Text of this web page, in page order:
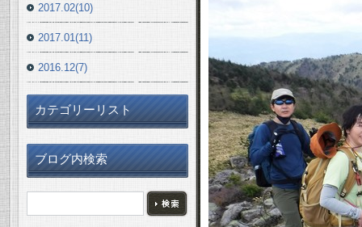
2017.02(10)
2017.01(11)
2016.12(7)
カテゴリーリスト
ブログ内検索